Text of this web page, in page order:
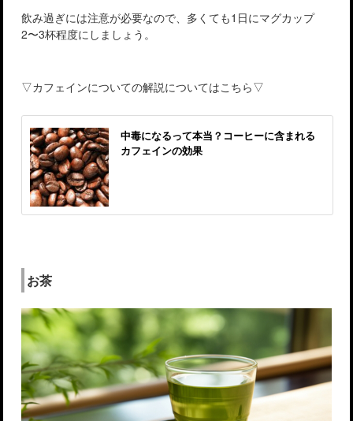
飲み過ぎには注意が必要なので、多くても1日にマグカップ
2〜3杯程度にしましょう。
▽カフェインについての解説についてはこちら▽
中毒になるって本当？コーヒーに含まれる
カフェインの効果
お茶